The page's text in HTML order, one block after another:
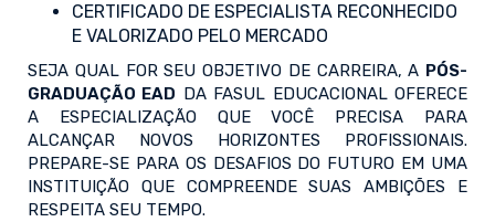
CERTIFICADO DE ESPECIALISTA RECONHECIDO
E VALORIZADO PELO MERCADO
SEJA QUAL FOR SEU OBJETIVO DE CARREIRA, A PÓS-
GRADUAÇÃO EAD DA FASUL EDUCACIONAL OFERECE
A ESPECIALIZAÇÃO QUE VOCÊ PRECISA PARA
ALCANÇAR NOVOS HORIZONTES PROFISSIONAIS.
PREPARE-SE PARA OS DESAFIOS DO FUTURO EM UMA
INSTITUIÇÃO QUE COMPREENDE SUAS AMBIÇÕES E
RESPEITA SEU TEMPO.